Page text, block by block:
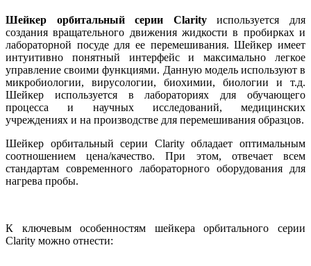
Шейкер орбитальный серии Clarityиспользуется для
создания вращательного движения жидкости в пробирках и
лабораторной посуде для ее перемешивания. Шейкер имеет
интуитивно понятный интерфейс и максимально легкое
управление своими функциями. Данную модель используют в
микробиологии, вирусологии, биохимии, биологии и т.д.
Шейкер используется в лабораториях для обучающего
процесса и научных исследований, медицинских
учреждениях и на производстве для перемешивания образцов.
Шейкер орбитальный серии Clarity обладает оптимальным
соотношением цена/качество. При этом, отвечает всем
стандартам современного лабораторного оборудования для
нагрева пробы.
К ключевым особенностям шейкера орбитального серии
Clarity можно отнести: